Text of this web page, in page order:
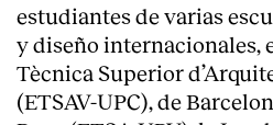
estudiantes de varias
y diseño internacionales,
Tècnica Superior
(ETSAV-UPC), de